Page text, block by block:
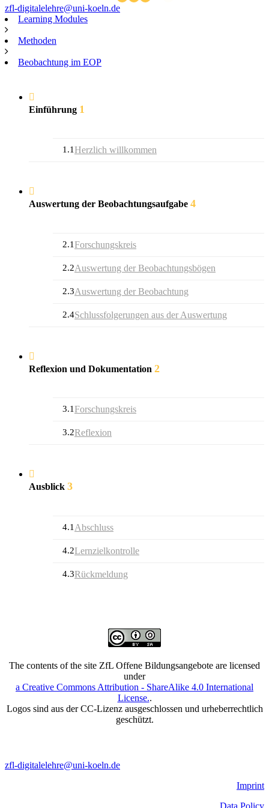
zfl-digitalelehre@uni-koeln.de
Learning Modules
Methoden
Beobachtung im EOP
Einführung 1
1.1Herzlich willkommen
Auswertung der Beobachtungsaufgabe 4
2.1Forschungskreis
2.2Auswertung der Beobachtungsbögen
2.3Auswertung der Beobachtung
2.4Schlussfolgerungen aus der Auswertung
Reflexion und Dokumentation 2
3.1Forschungskreis
3.2Reflexion
Ausblick 3
4.1 Abschluss
4.2Lernzielkontrolle
4.3Rückmeldung
The contents of the site ZfL Offene Bildungsangebote are licensed
under
a Creative Commons Attribution - ShareAlike 4.0 International
License..
Logos sind aus der CC-Lizenz ausgeschlossen und urheberrechtlich
geschützt.
zfl-digitalelehre@uni-koeln.de
Imprint
Data Policy